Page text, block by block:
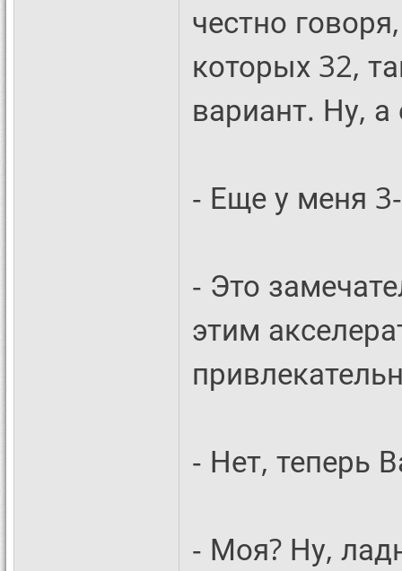
честно
которых 32,
вариант. Ну, а
- Еще у меня
- Это
этим
- Нет, теперь
- Моя? Ну,